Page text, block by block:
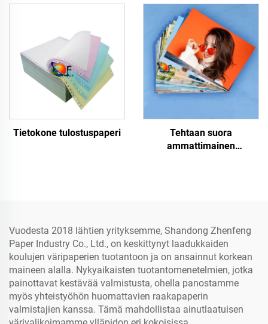
Tietokone tulostuspaperi
Tehtaan suora
ammattimainen
Vuodesta 2018 lähtien yrityksemme, Shandong Zhenfeng
Paper Industry Co., Ltd., on keskittynyt laadukkaiden
koulujen väripaperien tuotantoon ja on ansainnut korkean
maineen alalla. Nykyaikaisten tuotantomenetelmien, jotka
painottavat kestävää valmistusta, ohella panostamme
myös yhteistyöhön huomattavien raakapaperin
valmistajien kanssa. Tämä mahdollistaa ainutlaatuisen